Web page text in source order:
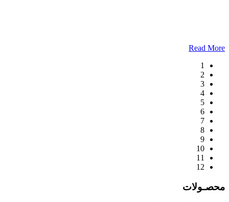
Read More
1
2
3
4
5
6
7
8
9
10
11
12
محصـولات